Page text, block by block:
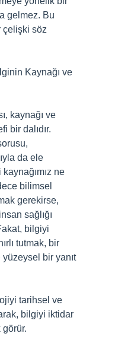
gelmez. Bu
çelişki söz
Kaynağı ve
kaynağı ve
bir dalıdır.
da ele
ne
bilimsel
gerekirse,
sağlığı
bilgiyi
tutmak, bir
bir yanıt
tarihsel ve
bilgiyi iktidar
görür.